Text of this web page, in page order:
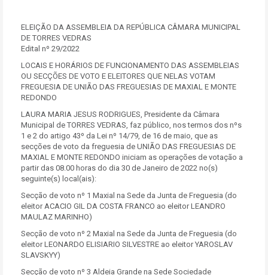
ELEIÇÃO DA ASSEMBLEIA DA REPÚBLICA CÂMARA MUNICIPAL
DE TORRES VEDRAS
Edital nº 29/2022
LOCAIS E HORÁRIOS DE FUNCIONAMENTO DAS ASSEMBLEIAS
OU SECÇÕES DE VOTO E ELEITORES QUE NELAS VOTAM
FREGUESIA DE UNIÃO DAS FREGUESIAS DE MAXIAL E MONTE
REDONDO
LAURA MARIA JESUS RODRIGUES, Presidente da Câmara
Municipal de TORRES VEDRAS, faz público, nos termos dos nºs
1 e 2 do artigo 43º da Lei nº 14/79, de 16 de maio, que as
secções de voto da freguesia de UNIÃO DAS FREGUESIAS DE
MAXIAL E MONTE REDONDO iniciam as operações de votação a
partir das 08.00 horas do dia 30 de Janeiro de 2022 no(s)
seguinte(s) local(ais):
Secção de voto nº 1 Maxial na Sede da Junta de Freguesia (do
eleitor ACACIO GIL DA COSTA FRANCO ao eleitor LEANDRO
MAULAZ MARINHO)
Secção de voto nº 2 Maxial na Sede da Junta de Freguesia (do
eleitor LEONARDO ELISIARIO SILVESTRE ao eleitor YAROSLAV
SLAVSKYY)
Secção de voto nº 3 Aldeia Grande na Sede Sociedade